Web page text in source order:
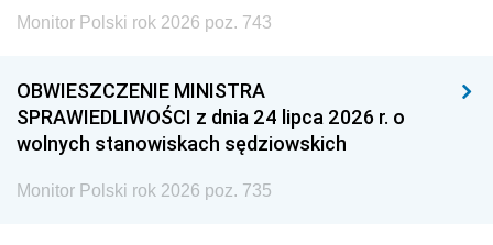
Monitor Polski rok 2026 poz. 743
OBWIESZCZENIE MINISTRA
SPRAWIEDLIWOŚCI z dnia 24 lipca 2026 r. o
wolnych stanowiskach sędziowskich
Monitor Polski rok 2026 poz. 735